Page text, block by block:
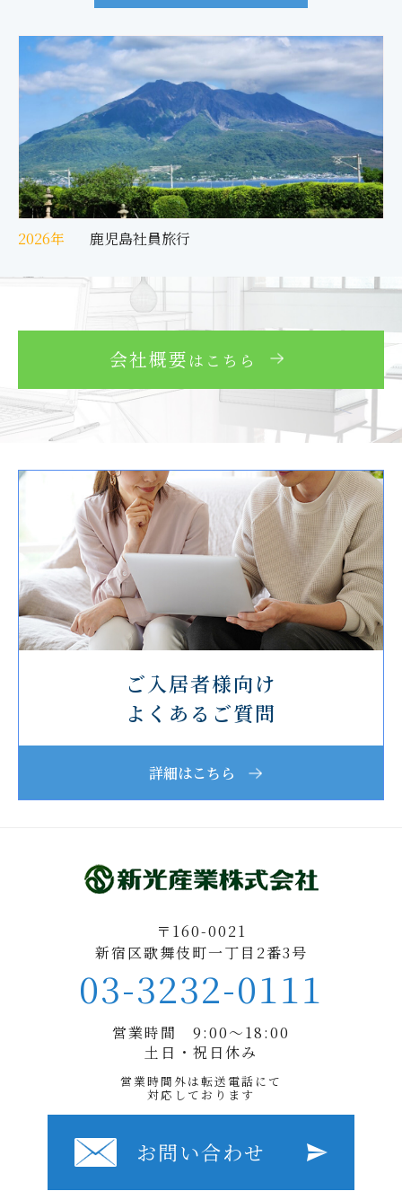
2026年 鹿児島社員旅行
会社概要 はこちら
ご入居者様向け
よくあるご質問
詳細はこちら
〒160-0021
新宿区歌舞伎町一丁目2番3号
03-3232-0111
営業時間 9:00〜18:00
土日・祝日休み
営業時間外は転送電話にて
対応しております
お問い合わせ